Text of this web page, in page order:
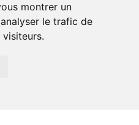
montrer un
le trafic de